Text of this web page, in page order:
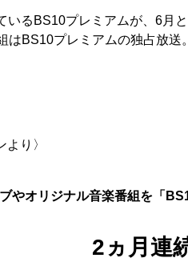
いるBS10プレミアムが、6月
はBS10プレミアムの独占放送
り〉
やオリジナル音楽番組を「
2ヵ月連